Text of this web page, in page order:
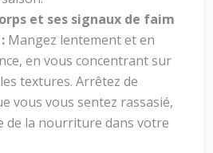
et ses signaux de faim
Mangez lentement et en
en vous concentrant sur
textures. Arrêtez de
vous vous sentez rassasié,
de la nourriture dans votre